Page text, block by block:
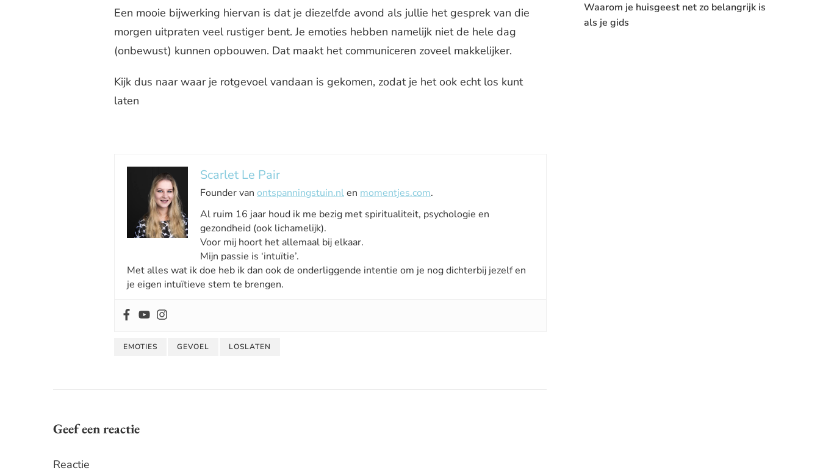
Een mooie bijwerking hiervan is dat je diezelfde avond als jullie het gesprek van die
morgen uitpraten veel rustiger bent. Je emoties hebben namelijk niet de hele dag
(onbewust) kunnen opbouwen. Dat maakt het communiceren zoveel makkelijker.
Kijk dus naar waar je rotgevoel vandaan is gekomen, zodat je het ook echt los kunt
laten
Scarlet Le Pair
Founder van ontspanningstuin.nlen momentjes.com.
Al ruim 16 jaar houd ik me bezig met spiritualiteit, psychologie en
gezondheid (ook lichamelijk).
Voor mij hoort het allemaal bij elkaar.
Mijn passie is ‘intuïtie’.
Met alles wat ik doe heb ik dan ook de onderliggende intentie om je nog dichterbij jezelf en
je eigen intuïtieve stem te brengen.
EMOTIES GEVOEL LOSLATEN
Geef een reactie
Reactie
Waarom je huisgeest net zo belangrijk is
als je gids